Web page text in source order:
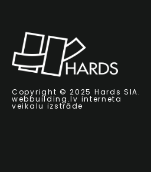
Copyright © 2025 Hards SIA.
webbuilding.lv interneta
veikalu izstrāde